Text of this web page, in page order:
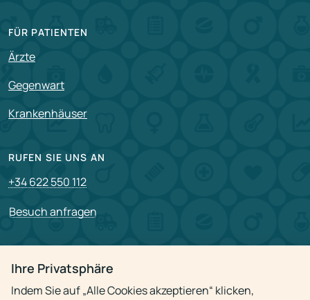
Ihre Privatsphäre
Indem Sie auf „Alle Cookies akzeptieren“ klicken,
FÜR PATIENTEN
Ärzte
Gegenwart
Krankenhäuser
RUFEN SIE UNS AN
+34 622 550 112
Besuch anfragen
Für Partner